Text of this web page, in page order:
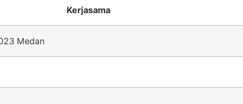
Kerjasama
Medan